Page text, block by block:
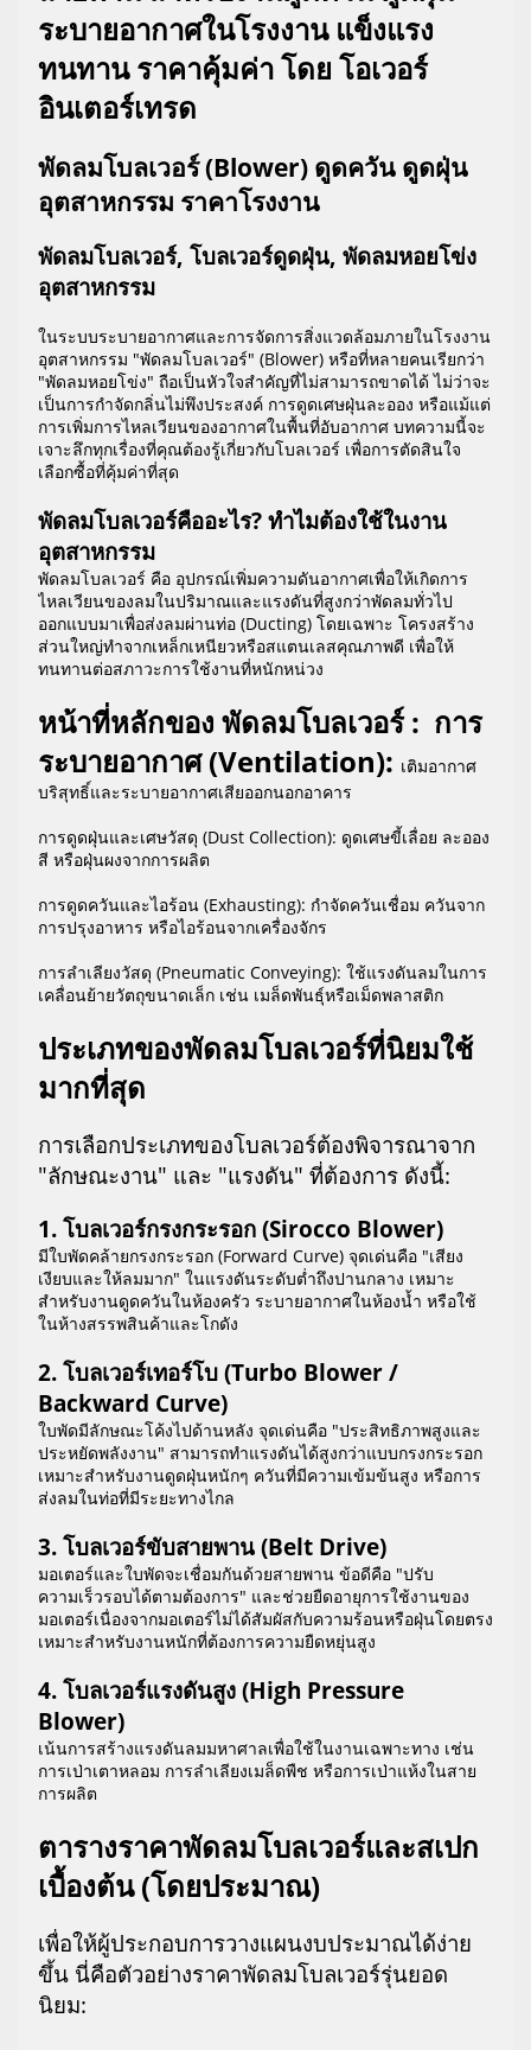
ระบายอากาศในโรงงาน แข็งแรง
ทนทาน ราคาคุ้มค่า โดย โอเวอร์
อินเตอร์เทรด
พัดลมโบลเวอร์ (Blower) ดูดควัน ดูดฝุ่น
อุตสาหกรรม ราคาโรงงาน
พัดลมโบลเวอร์, โบลเวอร์ดูดฝุ่น, พัดลมหอยโข่ง
อุตสาหกรรม
ในระบบระบายอากาศและการจัดการสิ่งแวดล้อมภายในโรงงาน
อุตสาหกรรม "พัดลมโบลเวอร์" (Blower) หรือที่หลายคนเรียกว่า
"พัดลมหอยโข่ง" ถือเป็นหัวใจสำคัญที่ไม่สามารถขาดได้ ไม่ว่าจะ
เป็นการกำจัดกลิ่นไม่พึงประสงค์ การดูดเศษฝุ่นละออง หรือแม้แต่
การเพิ่มการไหลเวียนของอากาศในพื้นที่อับอากาศ บทความนี้จะ
เจาะลึกทุกเรื่องที่คุณต้องรู้เกี่ยวกับโบลเวอร์ เพื่อการตัดสินใจ
เลือกซื้อที่คุ้มค่าที่สุด
พัดลมโบลเวอร์คืออะไร? ทำไมต้องใช้ในงาน
อุตสาหกรรม
พัดลมโบลเวอร์ คือ อุปกรณ์เพิ่มความดันอากาศเพื่อให้เกิดการ
ไหลเวียนของลมในปริมาณและแรงดันที่สูงกว่าพัดลมทั่วไป
ออกแบบมาเพื่อส่งลมผ่านท่อ (Ducting) โดยเฉพาะ โครงสร้าง
ส่วนใหญ่ทำจากเหล็กเหนียวหรือสแตนเลสคุณภาพดี เพื่อให้
ทนทานต่อสภาวะการใช้งานที่หนักหน่วง
หน้าที่หลักของ พัดลมโบลเวอร์ : การ
ระบายอากาศ (Ventilation): เติมอากาศ
บริสุทธิ์และระบายอากาศเสียออกนอกอาคาร
การดูดฝุ่นและเศษวัสดุ (Dust Collection): ดูดเศษขี้เลื่อย ละออง
สี หรือฝุ่นผงจากการผลิต
การดูดควันและไอร้อน (Exhausting): กำจัดควันเชื่อม ควันจาก
การปรุงอาหาร หรือไอร้อนจากเครื่องจักร
การลำเลียงวัสดุ (Pneumatic Conveying): ใช้แรงดันลมในการ
เคลื่อนย้ายวัตถุขนาดเล็ก เช่น เมล็ดพันธุ์หรือเม็ดพลาสติก
ประเภทของพัดลมโบลเวอร์ที่นิยมใช้
มากที่สุด
การเลือกประเภทของโบลเวอร์ต้องพิจารณาจาก
"ลักษณะงาน" และ "แรงดัน" ที่ต้องการ ดังนี้:
1. โบลเวอร์กรงกระรอก (Sirocco Blower)
มีใบพัดคล้ายกรงกระรอก (Forward Curve) จุดเด่นคือ "เสียง
เงียบและให้ลมมาก" ในแรงดันระดับต่ำถึงปานกลาง เหมาะ
สำหรับงานดูดควันในห้องครัว ระบายอากาศในห้องน้ำ หรือใช้
ในห้างสรรพสินค้าและโกดัง
2. โบลเวอร์เทอร์โบ (Turbo Blower /
Backward Curve)
ใบพัดมีลักษณะโค้งไปด้านหลัง จุดเด่นคือ "ประสิทธิภาพสูงและ
ประหยัดพลังงาน" สามารถทำแรงดันได้สูงกว่าแบบกรงกระรอก
เหมาะสำหรับงานดูดฝุ่นหนักๆ ควันที่มีความเข้มข้นสูง หรือการ
ส่งลมในท่อที่มีระยะทางไกล
3. โบลเวอร์ขับสายพาน (Belt Drive)
มอเตอร์และใบพัดจะเชื่อมกันด้วยสายพาน ข้อดีคือ "ปรับ
ความเร็วรอบได้ตามต้องการ" และช่วยยืดอายุการใช้งานของ
มอเตอร์เนื่องจากมอเตอร์ไม่ได้สัมผัสกับความร้อนหรือฝุ่นโดยตรง
เหมาะสำหรับงานหนักที่ต้องการความยืดหยุ่นสูง
4. โบลเวอร์แรงดันสูง (High Pressure
Blower)
เน้นการสร้างแรงดันลมมหาศาลเพื่อใช้ในงานเฉพาะทาง เช่น
การเป่าเตาหลอม การลำเลียงเมล็ดพืช หรือการเป่าแห้งในสาย
การผลิต
ตารางราคาพัดลมโบลเวอร์และสเปก
เบื้องต้น (โดยประมาณ)
เพื่อให้ผู้ประกอบการวางแผนงบประมาณได้ง่าย
ขึ้น นี่คือตัวอย่างราคาพัดลมโบลเวอร์รุ่นยอด
นิยม: